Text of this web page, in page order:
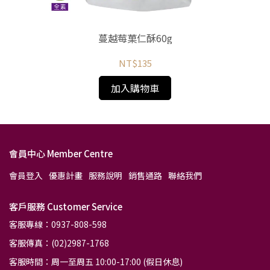
蔓越莓菓仁酥60g
NT$135
加入購物車
會員中心 Member Centre
會員登入 優惠計畫 服務說明 銷售通路 聯絡我們
客戶服務 Customer Service
客服專線：0937-808-598
客服傳真：(02)2987-1768
客服時間：周一至周五 10:00-17:00 (假日休息)